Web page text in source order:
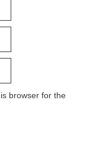
browser for the